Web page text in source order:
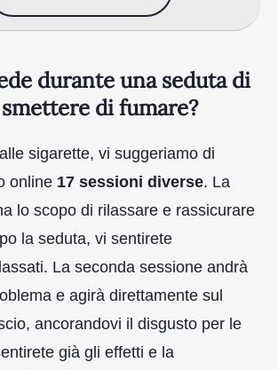
durante una seduta di
di fumare?
sigarette, vi suggeriamo di
online 17 sessioni diverse. La
lo scopo di rilassare e rassicurare
la seduta, vi sentirete
La seconda sessione andrà
e agirà direttamente sul
ancorandovi il disgusto per le
già gli effetti e la